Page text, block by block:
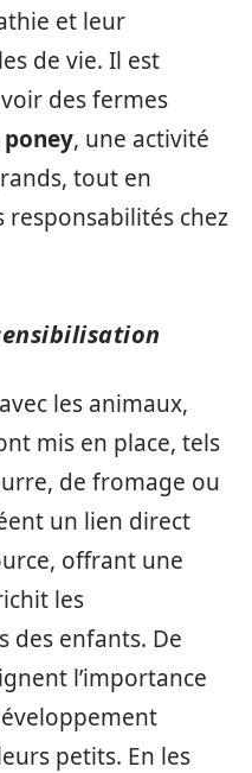
et leur
de vie. Il est
des fermes
poney, une activité
tout en
responsabilités chez
les animaux,
mis en place, tels
de fromage ou
un lien direct
offrant une
les
des enfants. De
l’importance
petits. En les